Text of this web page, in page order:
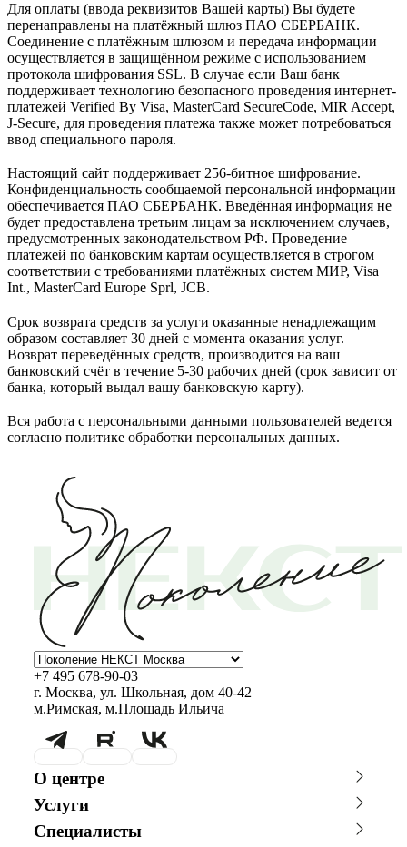
Терапевт
Маммолог
Политика обработки персональных данных
Полезные статьи и видео
Для оплаты (ввода реквизитов Вашей карты) Вы будете
перенаправлены на платёжный шлюз ПАО СБЕРБАНК.
Соединение с платёжным шлюзом и передача информации
осуществляется в защищённом режиме с использованием
протокола шифрования SSL. В случае если Ваш банк
поддерживает технологию безопасного проведения интернет-
платежей Verified By Visa, MasterCard SecureCode, MIR Accept,
J-Secure, для проведения платежа также может потребоваться
ввод специального пароля.
Настоящий сайт поддерживает 256-битное шифрование.
Конфиденциальность сообщаемой персональной информации
обеспечивается ПАО СБЕРБАНК. Введённая информация не
будет предоставлена третьим лицам за исключением случаев,
предусмотренных законодательством РФ. Проведение
платежей по банковским картам осуществляется в строгом
соответствии с требованиями платёжных систем МИР, Visa
Int., MasterCard Europe Sprl, JCB.
Срок возврата средств за услуги оказанные ненадлежащим
образом составляет 30 дней с момента оказания услуг.
Возврат переведённых средств, производится на ваш
банковский счёт в течение 5-30 рабочих дней (срок зависит от
банка, который выдал вашу банковскую карту).
Вся работа с персональными данными пользователей ведется
согласно политике обработки персональных данных.
+7 495 678-90-03
г. Москва, ул. Школьная, дом 40-42
м.Римская, м.Площадь Ильича
О центре
О клинике
Благотворительность
График работы
Услуги
Консультации специалистов
Программы врт и эко
Специалисты